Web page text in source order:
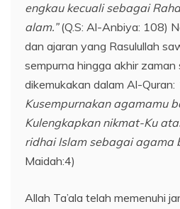
engkau kecuali sebagai
alam.”(Q.S: Al-Anbiya: 108)
dan ajaran yang Rasulullah
sempurna hingga akhir zaman
dikemukakan dalam Al-Quran:
Kusempurnakan agamamu
Kulengkapkan nikmat-Ku
ridhai Islam sebagai agama
Maidah:4)
Allah Ta’ala telah memenuhi